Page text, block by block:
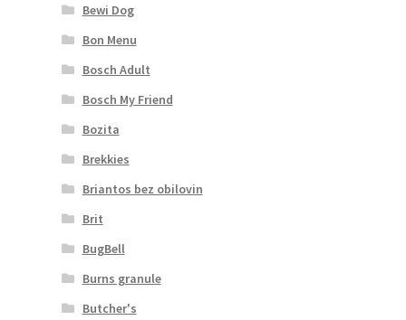
Bewi Dog
Bon Menu
Bosch Adult
Bosch My Friend
Bozita
Brekkies
Briantos bez obilovin
Brit
BugBell
Burns granule
Butcher's